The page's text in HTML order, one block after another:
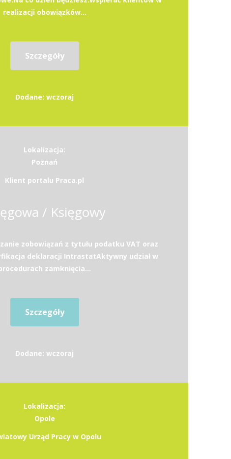
realizacji obowiązków...
Szczegóły
Dodane: wczoraj
Lokalizacja:
Poznań
Klient portalu Praca.pl
/ Księgowy
zobowiązań z tytułu podatku VAT oraz
deklaracji IntrastatAktywny udział w
zamknięcia...
Szczegóły
Dodane: wczoraj
Lokalizacja:
Opole
Urząd Pracy w Opolu